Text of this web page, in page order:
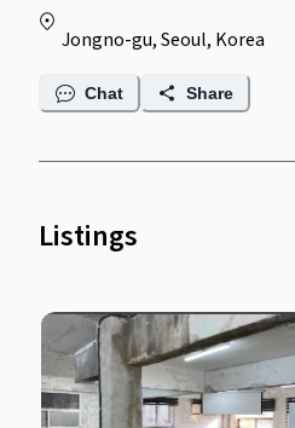
Jongno-gu, Seoul, Korea
Chat Share
Listings